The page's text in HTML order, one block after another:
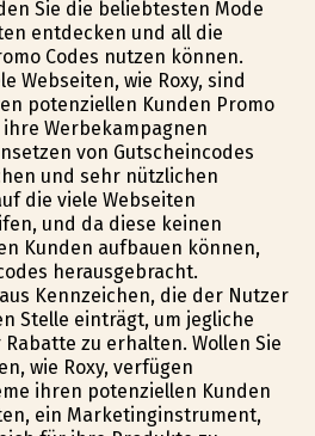
Sie die beliebtesten Mode
entdecken und all die
Codes nutzen können.
Webseiten, wie Roxy, sind
potenziellen Kunden Promo
Werbekampagnen
von Gutscheincodes
und sehr nützlichen
die viele Webseiten
und da diese keinen
Kunden aufbauen können,
herausgebracht.
Kennzeichen, die der Nutzer
Stelle einträgt, um jegliche
zu erhalten. Wollen Sie
wie Roxy, verfügen
ihren potenziellen Kunden
ein Marketinginstrument,